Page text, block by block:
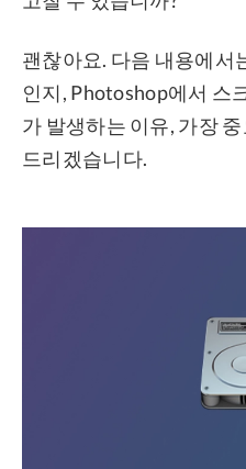
괜찮아요. 다음 내용에서
인지, Photoshop에서 스
가 발생하는 이유, 가장
드리겠습니다.